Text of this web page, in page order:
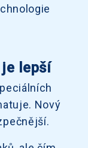
lepší
Nový